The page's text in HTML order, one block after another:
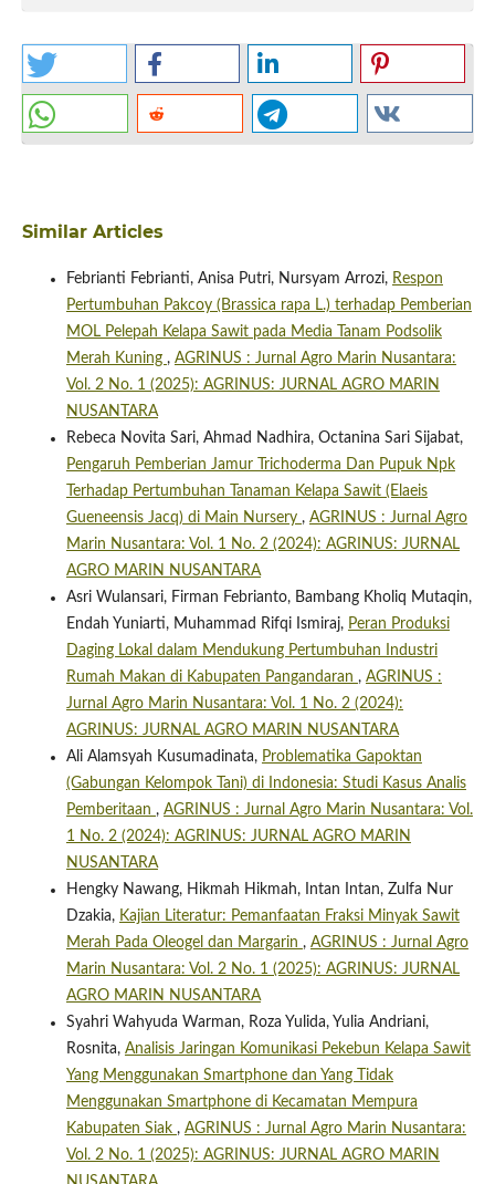
Similar Articles
Febrianti Febrianti, Anisa Putri, Nursyam Arrozi, Respon
Pertumbuhan Pakcoy (Brassica rapa L.) terhadap Pemberian
MOL Pelepah Kelapa Sawit pada Media Tanam Podsolik
Merah Kuning , AGRINUS : Jurnal Agro Marin Nusantara:
Vol. 2 No. 1 (2025): AGRINUS: JURNAL AGRO MARIN
NUSANTARA
Rebeca Novita Sari, Ahmad Nadhira, Octanina Sari Sijabat,
Pengaruh Pemberian Jamur Trichoderma Dan Pupuk Npk
Terhadap Pertumbuhan Tanaman Kelapa Sawit (Elaeis
Gueneensis Jacq) di Main Nursery , AGRINUS : Jurnal Agro
Marin Nusantara: Vol. 1 No. 2 (2024): AGRINUS: JURNAL
AGRO MARIN NUSANTARA
Asri Wulansari, Firman Febrianto, Bambang Kholiq Mutaqin,
Endah Yuniarti, Muhammad Rifqi Ismiraj, Peran Produksi
Daging Lokal dalam Mendukung Pertumbuhan Industri
Rumah Makan di Kabupaten Pangandaran , AGRINUS :
Jurnal Agro Marin Nusantara: Vol. 1 No. 2 (2024):
AGRINUS: JURNAL AGRO MARIN NUSANTARA
Ali Alamsyah Kusumadinata, Problematika Gapoktan
(Gabungan Kelompok Tani) di Indonesia: Studi Kasus Analis
Pemberitaan , AGRINUS : Jurnal Agro Marin Nusantara: Vol.
1 No. 2 (2024): AGRINUS: JURNAL AGRO MARIN
NUSANTARA
Hengky Nawang, Hikmah Hikmah, Intan Intan, Zulfa Nur
Dzakia, Kajian Literatur: Pemanfaatan Fraksi Minyak Sawit
Merah Pada Oleogel dan Margarin , AGRINUS : Jurnal Agro
Marin Nusantara: Vol. 2 No. 1 (2025): AGRINUS: JURNAL
AGRO MARIN NUSANTARA
Syahri Wahyuda Warman, Roza Yulida, Yulia Andriani,
Rosnita, Analisis Jaringan Komunikasi Pekebun Kelapa Sawit
Yang Menggunakan Smartphone dan Yang Tidak
Menggunakan Smartphone di Kecamatan Mempura
Kabupaten Siak , AGRINUS : Jurnal Agro Marin Nusantara:
Vol. 2 No. 1 (2025): AGRINUS: JURNAL AGRO MARIN